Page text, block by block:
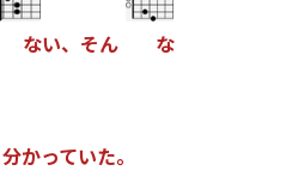
ない、 そん な
分かっていた。